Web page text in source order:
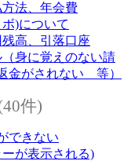
法、年会費
)について
高、引落口座
身に覚えのない請
金がされない 等）
件)
できない
が表示される)